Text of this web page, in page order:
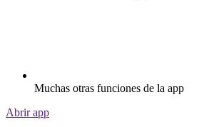
Muchas otras funciones de la app
Abrir app